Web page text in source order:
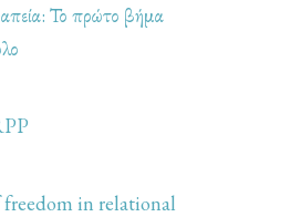
Το πρώτο βήμα
in relational